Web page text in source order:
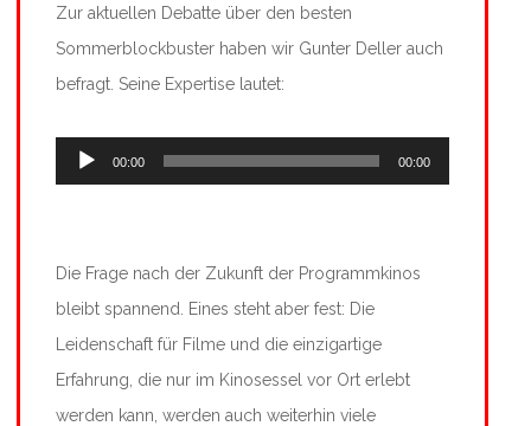
Zur aktuellen Debatte über den besten
Sommerblockbuster haben wir Gunter Deller auch
befragt. Seine Expertise lautet:
Audio-
Player
00:00 00:00
Die Frage nach der Zukunft der Programmkinos
bleibt spannend. Eines steht aber fest: Die
Leidenschaft für Filme und die einzigartige
Erfahrung, die nur im Kinosessel vor Ort erlebt
werden kann, werden auch weiterhin viele